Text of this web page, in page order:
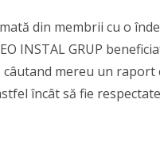
din membrii cu o
INSTAL GRUP
mereu un
încât să fie